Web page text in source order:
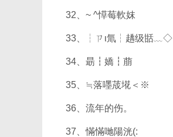
32、~ ^愺莓軟妺
33、┆ㄗι氚┆趫级甛﹏◇
34、朂┇嬌┇萠
35、≒落嚜荿埖＜※
36、流年的伤。
37、慲慲哋陽洸(: